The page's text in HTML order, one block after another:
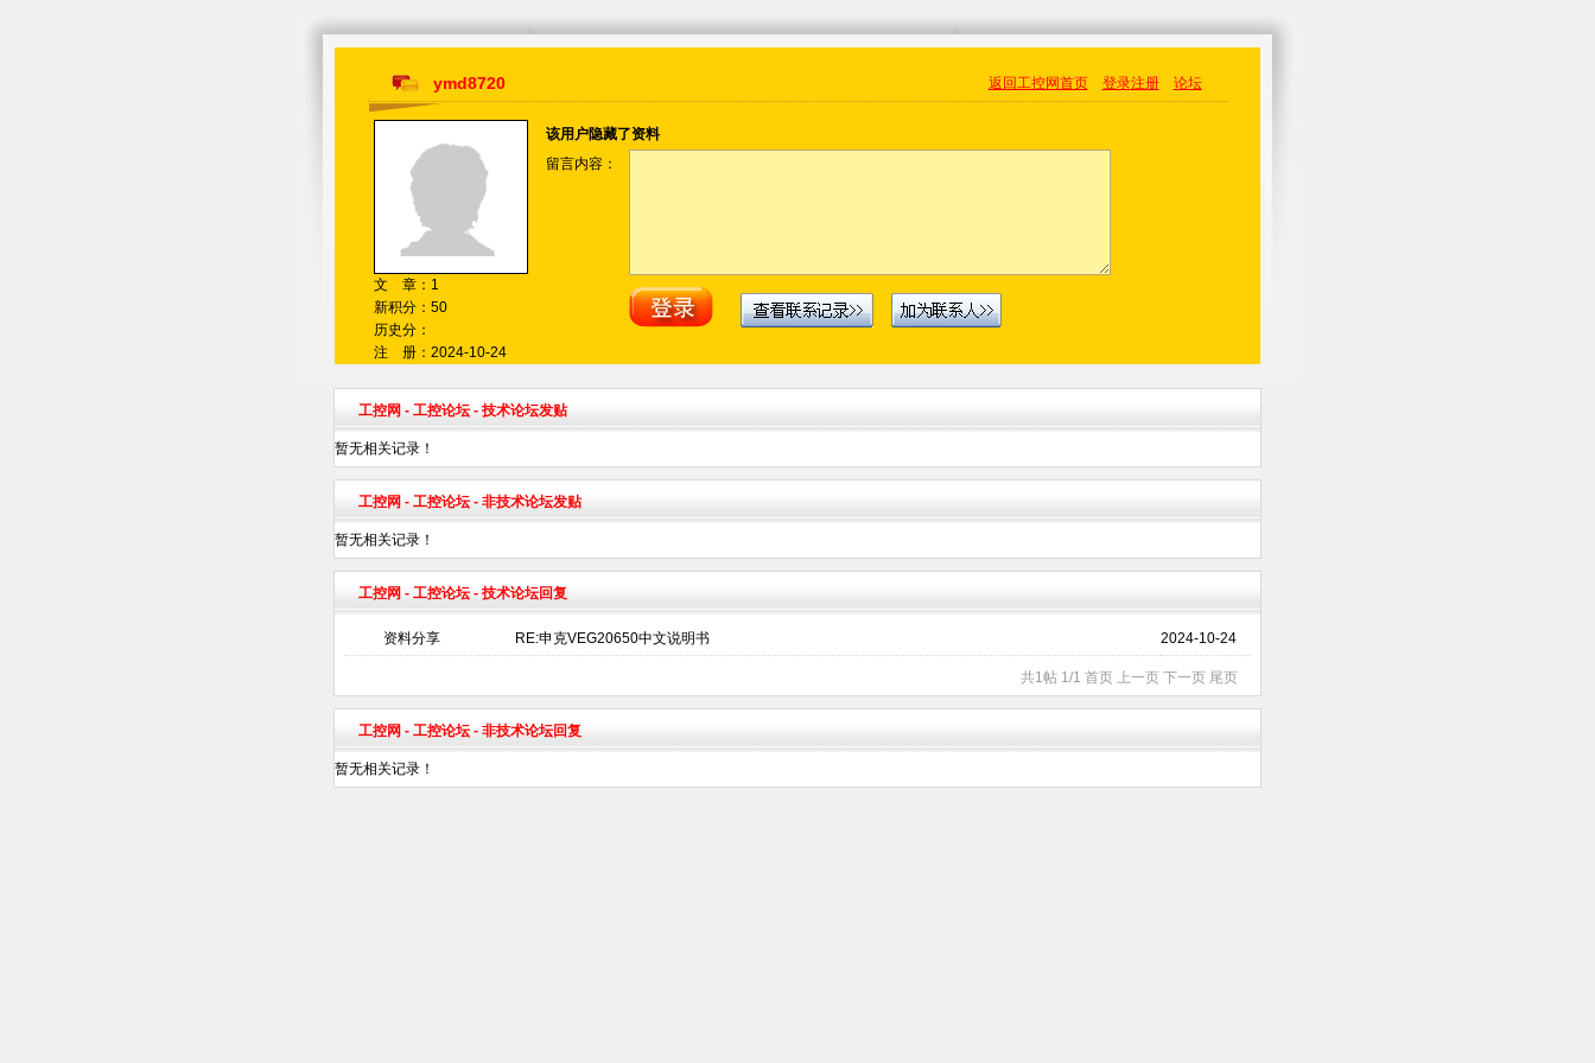
ymd8720 返回工控网首页 登录注册 论坛
文 章：1
新积分：50
历史分：
注 册：2024-10-24
该用户隐藏了资料
留言内容：
工控网 - 工控论坛- 技术论坛发贴
暂无相关记录！
工控网 - 工控论坛- 非技术论坛发贴
暂无相关记录！
工控网 - 工控论坛- 技术论坛回复
资料分享 RE:申克VEG20650中文说明书 2024-10-24
共1帖 1/1 首页 上一页 下一页 尾页
工控网 - 工控论坛- 非技术论坛回复
暂无相关记录！